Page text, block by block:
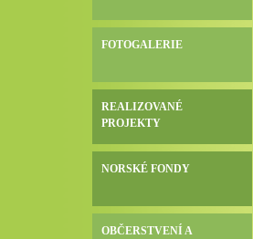
FOTOGALERIE
REALIZOVANÉ
PROJEKTY
NORSKÉ FONDY
OBČERSTVENÍ A